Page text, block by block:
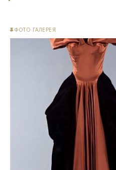
ФОТО ГАЛЕРЕЯ